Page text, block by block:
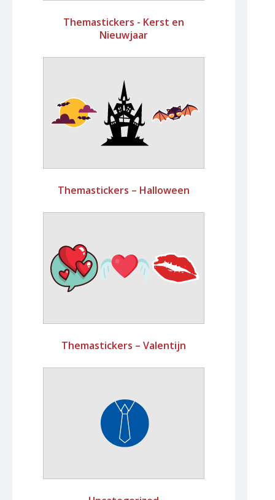
Themastickers - Kerst en
Nieuwjaar
Themastickers – Halloween
Themastickers – Valentijn